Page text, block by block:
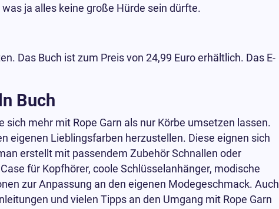
ja alles keine große Hürde sein dürfte.
Das Buch ist zum Preis von 24,99 Euro erhältlich. Das E-
Buch
mehr mit Rope Garn als nur Körbe umsetzen lassen.
eigenen Lieblingsfarben herzustellen. Diese eignen sich
erstellt mit passendem Zubehör Schnallen oder
für Kopfhörer, coole Schlüsselanhänger, modische
zur Anpassung an den eigenen Modegeschmack. Auch
und vielen Tipps an den Umgang mit Rope Garn